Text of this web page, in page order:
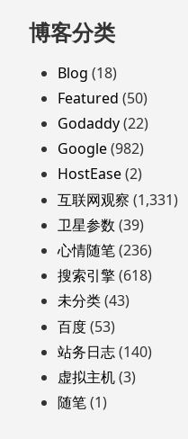
跳
至
页
脚
博客分类
Blog (18)
Featured (50)
Godaddy(22)
Google(982)
HostEase(2)
互联网观察 (1,331)
卫星参数 (39)
心情随笔(236)
搜索引擎(618)
未分类(43)
百度(53)
站务日志(140)
虚拟主机(3)
随笔(1)